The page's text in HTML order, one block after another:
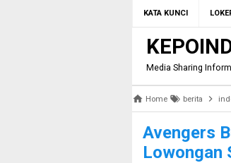
KATA KUNCI
Media Sharing
Home berita
Avengers
Lowongan